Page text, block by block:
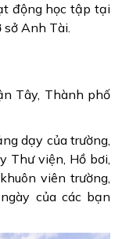
động học tập tại
sở Anh Tài.
Tây, Thành phố
dạy của trường,
Thư viện, Hồ bơi,
viên trường,
của các bạn